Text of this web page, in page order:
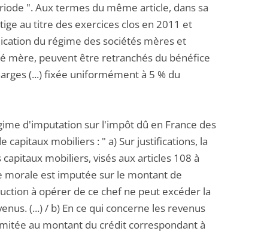
". Aux termes du même article, dans sa
au titre des exercices clos en 2011 et
du régime des sociétés mères et
mère, peuvent être retranchés du bénéfice
(...) fixée uniformément à 5 % du
d'imputation sur l'impôt dû en France des
mobiliers : " a) Sur justifications, la
mobiliers, visés aux articles 108 à
morale est imputée sur le montant de
à opérer de ce chef ne peut excéder la
(...) / b) En ce qui concerne les revenus
au montant du crédit correspondant à